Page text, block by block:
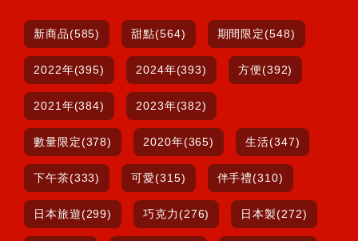
新商品(585) 甜點(564) 期間限定(548)
2022年(395) 2024年(393) 方便(392)
2021年(384) 2023年(382)
數量限定(378) 2020年(365) 生活(347)
下午茶(333) 可愛(315) 伴手禮(310)
日本旅遊(299) 巧克力(276) 日本製(272)